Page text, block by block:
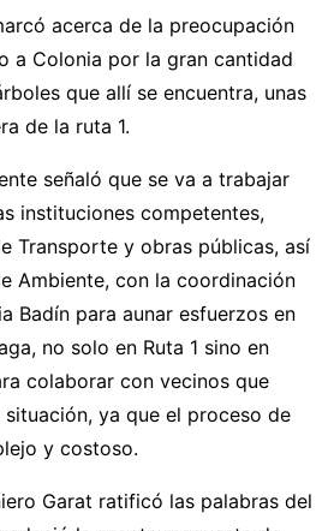
acerca de la preocupación
a Colonia por la gran cantidad
que allí se encuentra, unas
de la ruta 1.
señaló que se va a trabajar
instituciones competentes,
Transporte y obras públicas, así
Ambiente, con la coordinación
Badín para aunar esfuerzos en
no solo en Ruta 1 sino en
colaborar con vecinos que
ya que el proceso de
y costoso.
Garat ratificó las palabras del